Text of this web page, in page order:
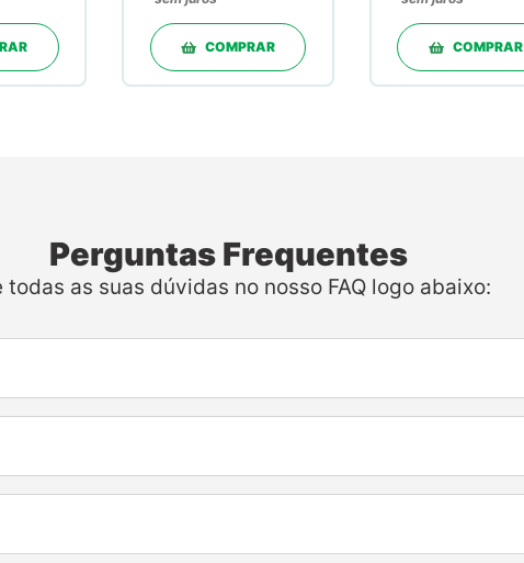
30 Doses em
Pó
COMPRAR COMPRAR
Perguntas Frequentes
todas as suas dúvidas no nosso FAQ logo abaixo: